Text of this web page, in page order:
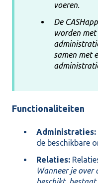
voeren.
De
worden met
samen met
Functionaliteiten
Administraties:
de beschikbare
Relaties:
Wanneer je over